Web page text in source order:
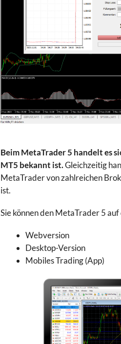
Beim MetaTrader 5 handelt es
MT5 bekannt ist.Gleichzeitig
MetaTrader von zahlreichen
ist.
Sie können den MetaTrader 5
Webversion
Desktop-Version
Mobiles Trading (App)